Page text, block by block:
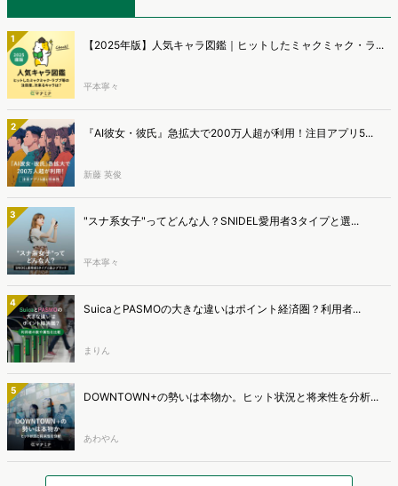
1 【2025年版】人気キャラ図鑑｜ヒットしたミャクミャク・ラ...
平本寧々
2 『AI彼女・彼氏』急拡大で200万人超が利用！注目アプリ5...
新藤 英俊
3 "スナ系女子"ってどんな人？SNIDEL愛用者3タイプと選...
平本寧々
4 SuicaとPASMOの大きな違いはポイント経済圏？利用者...
まりん
5 DOWNTOWN+の勢いは本物か。ヒット状況と将来性を分析...
あわやん